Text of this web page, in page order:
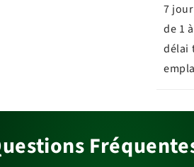
7
de 1
délai